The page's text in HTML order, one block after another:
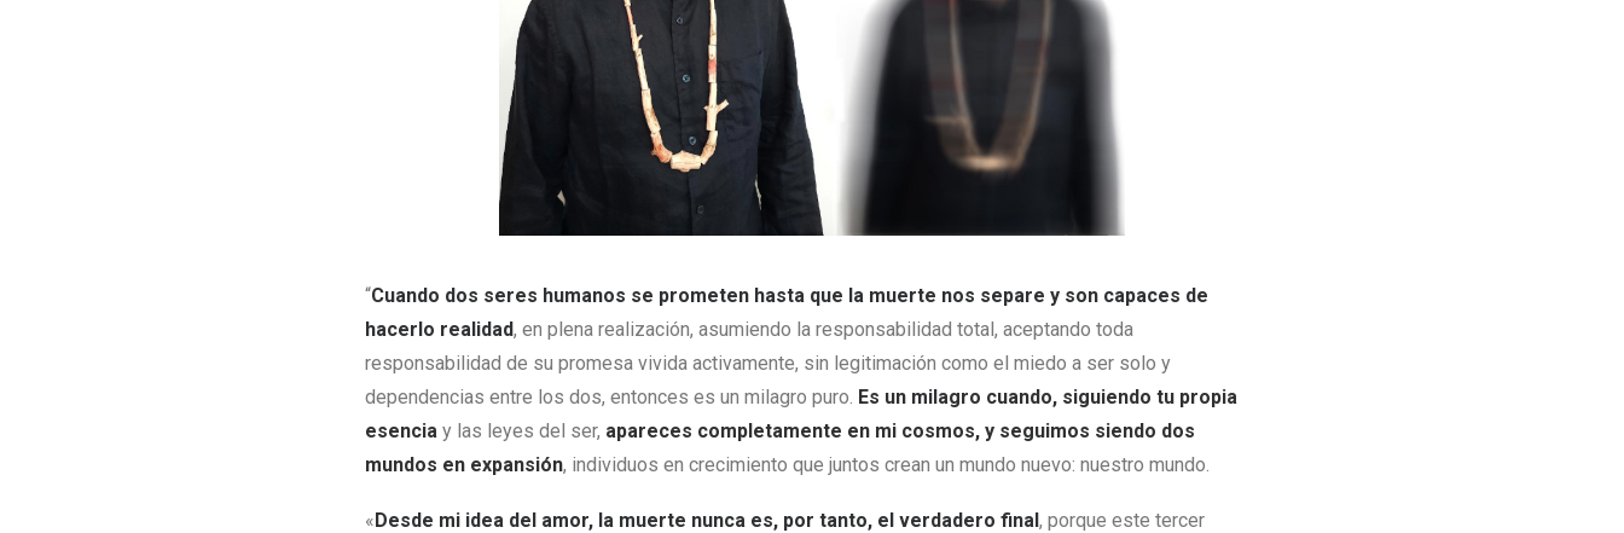
“Cuando dos seres humanos se prometen hasta que la muerte nos separe y son capaces de
hacerlo realidad, en plena realización, asumiendo la responsabilidad total, aceptando toda
responsabilidad de su promesa vivida activamente, sin legitimación como el miedo a ser solo y
dependencias entre los dos, entonces es un milagro puro. Es un milagro cuando, siguiendo tu propia
esencia y las leyes del ser, apareces completamente en mi cosmos, y seguimos siendo dos
mundos en expansión, individuos en crecimiento que juntos crean un mundo nuevo: nuestro mundo.
«Desde mi idea del amor, la muerte nunca es, por tanto, el verdadero final, porque este tercer